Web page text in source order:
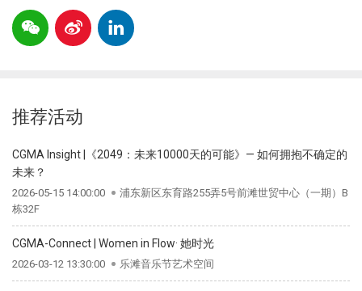
推荐活动
CGMA Insight |《2049：未来10000天的可能》— 如何拥抱不确定的
未来？
2026-05-15 14:00:00
浦东新区东育路255弄5号前滩世贸中心（一期）B
栋32F
CGMA-Connect | Women in Flow· 她时光
2026-03-12 13:30:00 乐滩音乐节艺术空间